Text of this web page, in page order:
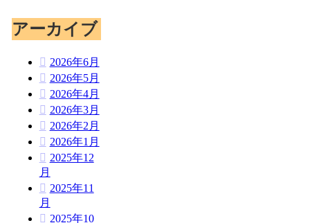
アーカイブ
2026年6月
2026年5月
2026年4月
2026年3月
2026年2月
2026年1月
2025年12
月
2025年11
月
2025年10